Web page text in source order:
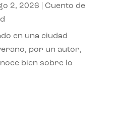
2, 2026
Cuento de
en una ciudad
por un autor,
bien sobre lo